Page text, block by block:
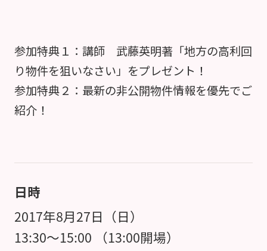
参加特典１：講師 武藤英明著「地方の高利回
り物件を狙いなさい」をプレゼント！
参加特典２：最新の非公開物件情報を優先でご
紹介！
日時
2017年8月27日（日）
13:30～15:00 （13:00開場）